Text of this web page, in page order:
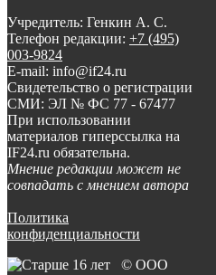
Учредитель: Генкин А. С.
Телефон редакции: +7 (495)
003-9824
E-mail: info@if24.ru
Свидетельство о регистрации
СМИ: ЭЛ № ФС 77 - 67477
При использовании
материалов гиперссылка на
IF24.ru обязательна.
Мнение редакции может не
совпадать с мнением автора
Политика
конфиденциальности
© ООО